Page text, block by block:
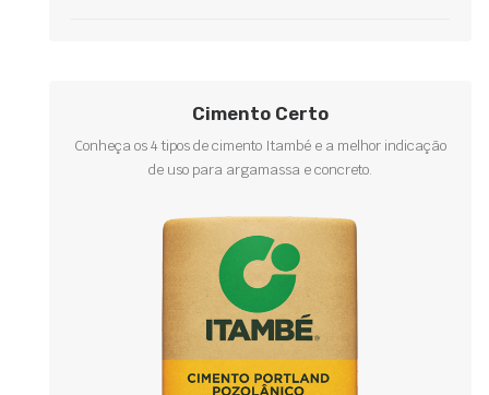
Cimento Certo
Conheça os 4 tipos de cimento Itambé e a melhor indicação
de uso para argamassa e concreto.